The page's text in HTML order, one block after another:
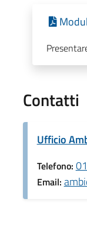
Contatti
Ufficio
Telefono:
Email: